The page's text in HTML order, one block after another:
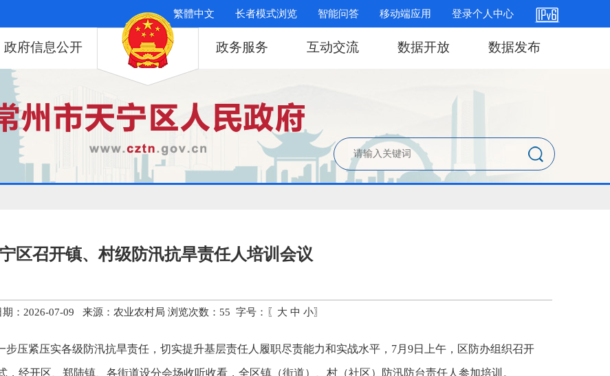
繁體中文 长者模式浏览 智能问答 移动端应用 登录个人中心
政府信息公开 政务服务 互动交流 数据开放 数据发布
区召开镇、村级防汛抗旱责任人培训会议
期：2026-07-09 来源：农业农村局 浏览次数： 55 字号：〖 大 中 小〗
步压紧压实各级防汛抗旱责任，切实提升基层责任人履职尽责能力和实战水平， 7月 9日上午，区防办组织召开
经开区、郑陆镇、各街道设分会场收听收看，全区镇（街道）、村（社区）防汛防台责任人参加培训。